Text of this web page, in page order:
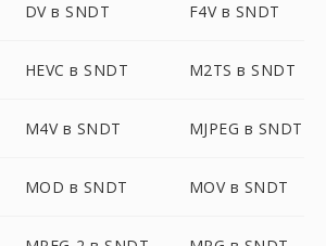
DV в SNDT F4V в SNDT
HEVC в SNDT M2TS в SNDT
M4V в SNDT MJPEG в SNDT
MOD в SNDT MOV в SNDT